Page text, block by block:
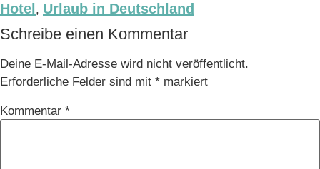
Hotel , Urlaub in Deutschland
Schreibe einen Kommentar
Deine E-Mail-Adresse wird nicht veröffentlicht.
Erforderliche Felder sind mit * markiert
Kommentar *